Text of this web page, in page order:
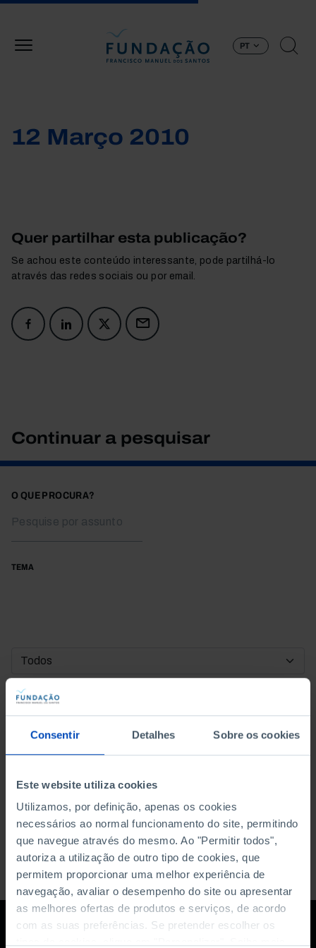
Consentir Detalhes Sobre os cookies
Este website utiliza cookies
Utilizamos, por definição, apenas os cookies
necessários ao normal funcionamento do site, permitindo
que navegue através do mesmo. Ao "Permitir todos",
autoriza a utilização de outro tipo de cookies, que
permitem proporcionar uma melhor experiência de
navegação, avaliar o desempenho do site ou apresentar
as melhores ofertas de produtos e serviços, de acordo
com as suas preferências. Se pretender escolher os
PT
12 Março 2010
Quer partilhar esta publicação?
Se achou este conteúdo interessante, pode partilhá-lo
através das redes sociais ou por email.
Continuar a pesquisar
O QUE PROCURA?
TEMA
DATA DE INÍCIO
DATA DE FIM